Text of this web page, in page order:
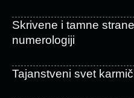
Skrivene i tamne
numerologiji
Tajanstveni svet